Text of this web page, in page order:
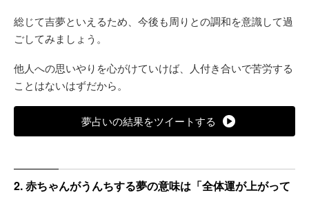
総じて吉夢といえるため、今後も周りとの調和を意識して過
ごしてみましょう。
他人への思いやりを心がけていけば、人付き合いで苦労する
ことはないはずだから。
夢占いの結果をツイートする
2. 赤ちゃんがうんちする夢の意味は「全体運が上がって